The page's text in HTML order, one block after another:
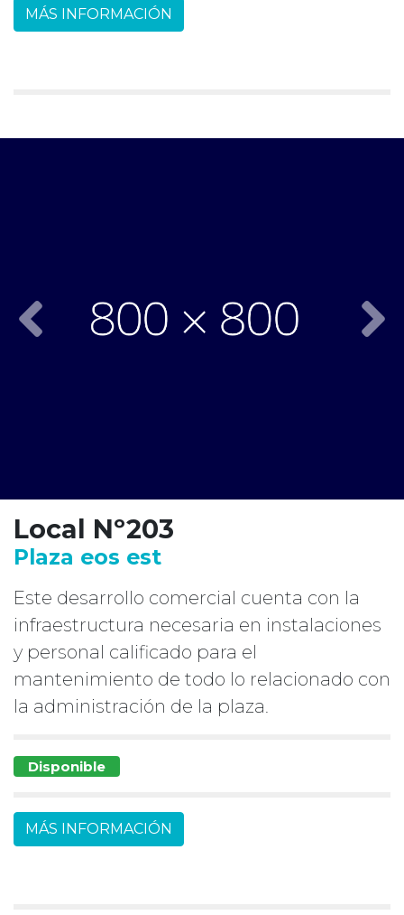
MÁS INFORMACIÓN
Previous
Local Nº203
Plaza eos est
Este desarrollo comercial cuenta con la
infraestructura necesaria en instalaciones
y personal calificado para el
mantenimiento de todo lo relacionado con
la administración de la plaza.
Disponible
MÁS INFORMACIÓN